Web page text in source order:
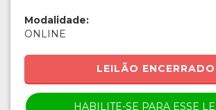
Modalidade:
ONLINE
LEILÃO ENCERRADO
HABILITE-SE PARA ESSE